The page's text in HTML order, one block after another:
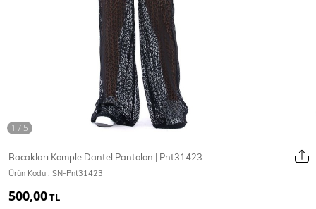
Mont & Kaban
T-Shirt
Bacakları Komple Dantel Pantolon | Pnt31423
Ürün Kodu : SN-Pnt31423
500,00TL